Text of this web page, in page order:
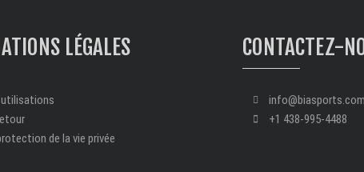
LÉGALES
de la vie privée
CONTACTEZ-
info@biasports.com
+1 438-995-4488